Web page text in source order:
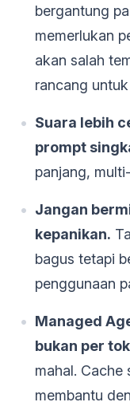
bergantung
memerlukan
akan salah
rancang
Suara lebih
prompt
panjang,
Jangan
kepanikan.
bagus tetapi
penggunaan
Managed
bukan per
mahal. Cache
membantu